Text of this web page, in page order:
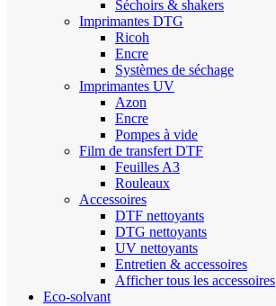
Séchoirs & shakers
Imprimantes DTG
Ricoh
Encre
Systèmes de séchage
Imprimantes UV
Azon
Encre
Pompes à vide
Film de transfert DTF
Feuilles A3
Rouleaux
Accessoires
DTF nettoyants
DTG nettoyants
UV nettoyants
Entretien & accessoires
Afficher tous les accessoires
Eco-solvant